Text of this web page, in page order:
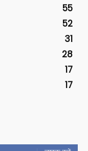
55
52
31
28
17
17